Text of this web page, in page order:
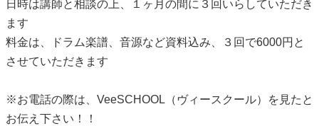
日時は講師と相談の上、１ヶ月の間に３回いらしていただき
ます
料金は、ドラム楽譜、音源など資料込み、３回で6000円と
させていただきます
※お電話の際は、VeeSCHOOL（ヴィースクール）を見たと
お伝え下さい！！